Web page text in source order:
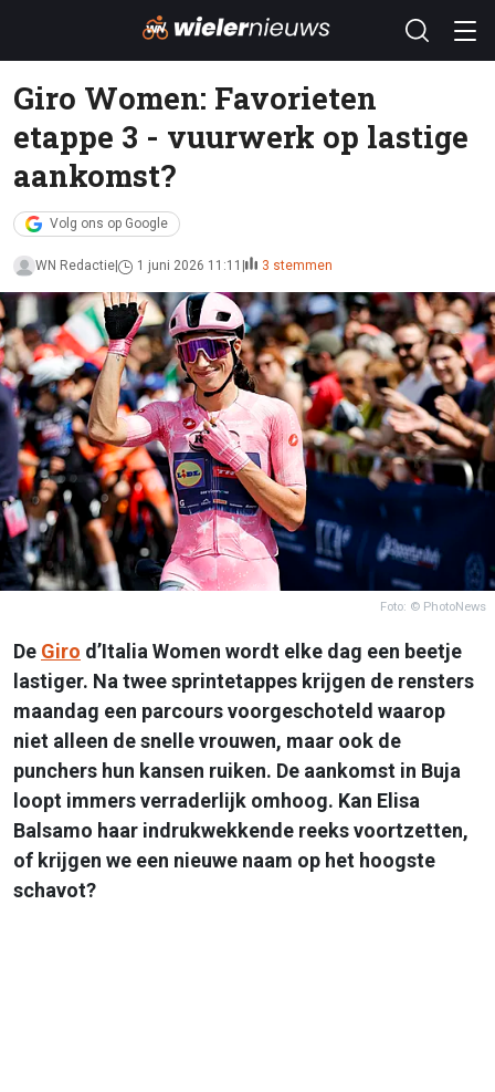
Giro Women: Favorieten
etappe 3 - vuurwerk op lastige
aankomst?
Volg ons op Google
WN Redactie 1 juni 2026 11:11 3 stemmen
Foto: © PhotoNews
De Giro d’Italia Women wordt elke dag een beetje
lastiger. Na twee sprintetappes krijgen de rensters
maandag een parcours voorgeschoteld waarop
niet alleen de snelle vrouwen, maar ook de
punchers hun kansen ruiken. De aankomst in Buja
loopt immers verraderlijk omhoog. Kan Elisa
Balsamo haar indrukwekkende reeks voortzetten,
of krijgen we een nieuwe naam op het hoogste
schavot?